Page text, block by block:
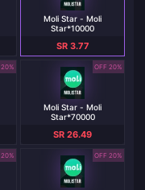
Moli Star - Moli
Star*10000
SR 3.77
20% OFF
Moli Star - Moli
Star*70000
SR 26.49
20% OFF
20% OFF
20% OFF